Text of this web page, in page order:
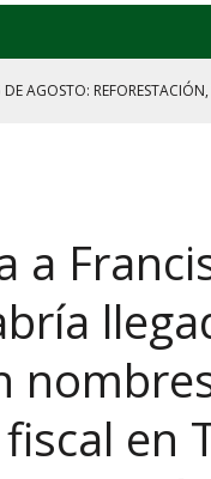
AGOSTO:
JUSTICIA TARDÍA Y FRACKING
MARCAN LA JORNADA EN
a
en